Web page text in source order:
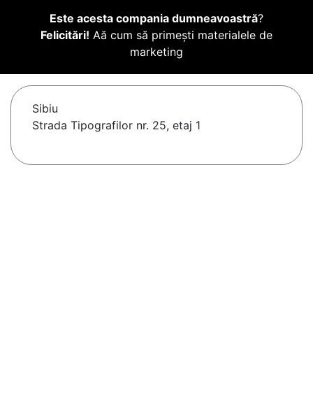
Este acesta compania dumneavoastră?
Felicitări! Aă cum să primești materialele de
marketing
Sibiu
Strada Tipografilor nr. 25, etaj 1